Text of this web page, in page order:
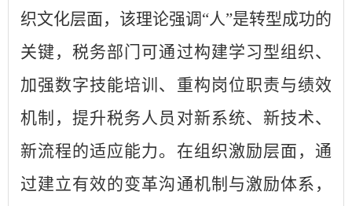
织文化层面，该理论强调“人”是转型成功的
关键，税务部门可通过构建学习型组织、
加强数字技能培训、重构岗位职责与绩效
机制，提升税务人员对新系统、新技术、
新流程的适应能力。在组织激励层面，通
过建立有效的变革沟通机制与激励体系，